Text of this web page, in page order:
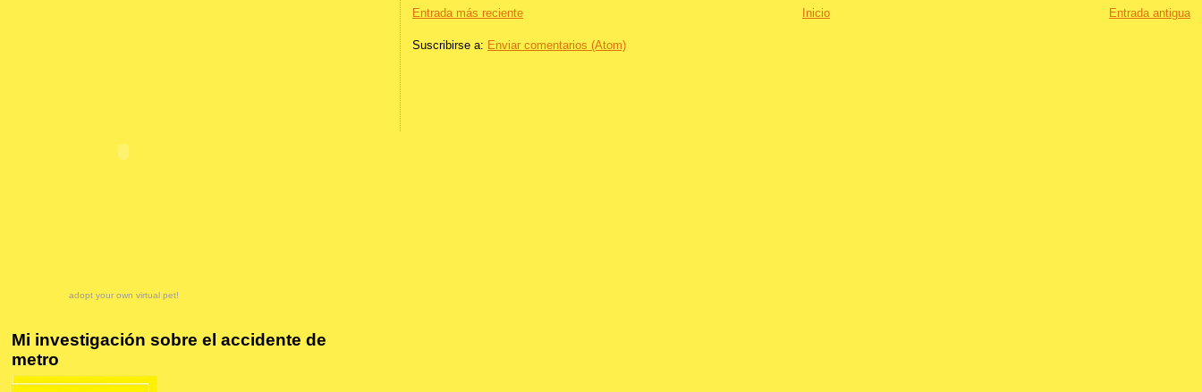
Entrada más reciente Entrada antigua
Inicio
Suscribirse a: Enviar comentarios (Atom)
adopt your own virtual pet!
Mi investigación sobre el accidente de
metro